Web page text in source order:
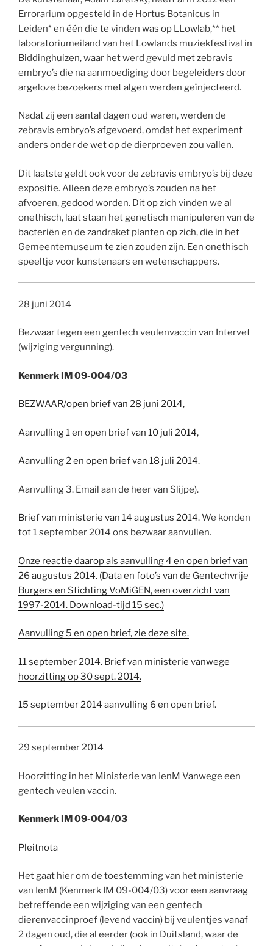
Errorarium opgesteld in de Hortus Botanicus in
Leiden* en één die te vinden was op LLowlab,** het
laboratoriumeiland van het Lowlands muziekfestival in
Biddinghuizen, waar het werd gevuld met zebravis
embryo’s die na aanmoediging door begeleiders door
argeloze bezoekers met algen werden geïnjecteerd.
Nadat zij een aantal dagen oud waren, werden de
zebravis embryo’s afgevoerd, omdat het experiment
anders onder de wet op de dierproeven zou vallen.
Dit laatste geldt ook voor de zebravis embryo’s bij deze
expositie. Alleen deze embryo’s zouden na het
afvoeren, gedood worden. Dit op zich vinden we al
onethisch, laat staan het genetisch manipuleren van de
bacteriën en de zandraket planten op zich, die in het
Gemeentemuseum te zien zouden zijn. Een onethisch
speeltje voor kunstenaars en wetenschappers.
28 juni 2014
Bezwaar tegen een gentech veulenvaccin van Intervet
(wijziging vergunning).
Kenmerk IM 09-004/03
BEZWAAR/open brief van 28 juni 2014,
Aanvulling 1 en open brief van 10 juli 2014,
Aanvulling 2 en open brief van 18 juli 2014.
Aanvulling 3. Email aan de heer van Slijpe).
Brief van ministerie van 14 augustus 2014.We konden
tot 1 september 2014 ons bezwaar aanvullen.
Onze reactie daarop als aanvulling 4 en open brief van
26 augustus 2014. (Data en foto’s van de Gentechvrije
Burgers en Stichting VoMiGEN, een overzicht van
1997-2014. Download-tijd 15 sec.)
Aanvulling 5 en open brief, zie deze site.
11 september 2014. Brief van ministerie vanwege
hoorzitting op 30 sept. 2014.
15 september 2014 aanvulling 6 en open brief.
29 september 2014
Hoorzitting in het Ministerie van IenM Vanwege een
gentech veulen vaccin.
Kenmerk IM 09-004/03
Pleitnota
Het gaat hier om de toestemming van het ministerie
van IenM (Kenmerk IM 09-004/03) voor een aanvraag
betreffende een wijziging van een gentech
dierenvaccinproef (levend vaccin) bij veulentjes vanaf
2 dagen oud, die al eerder (ook in Duitsland, waar de